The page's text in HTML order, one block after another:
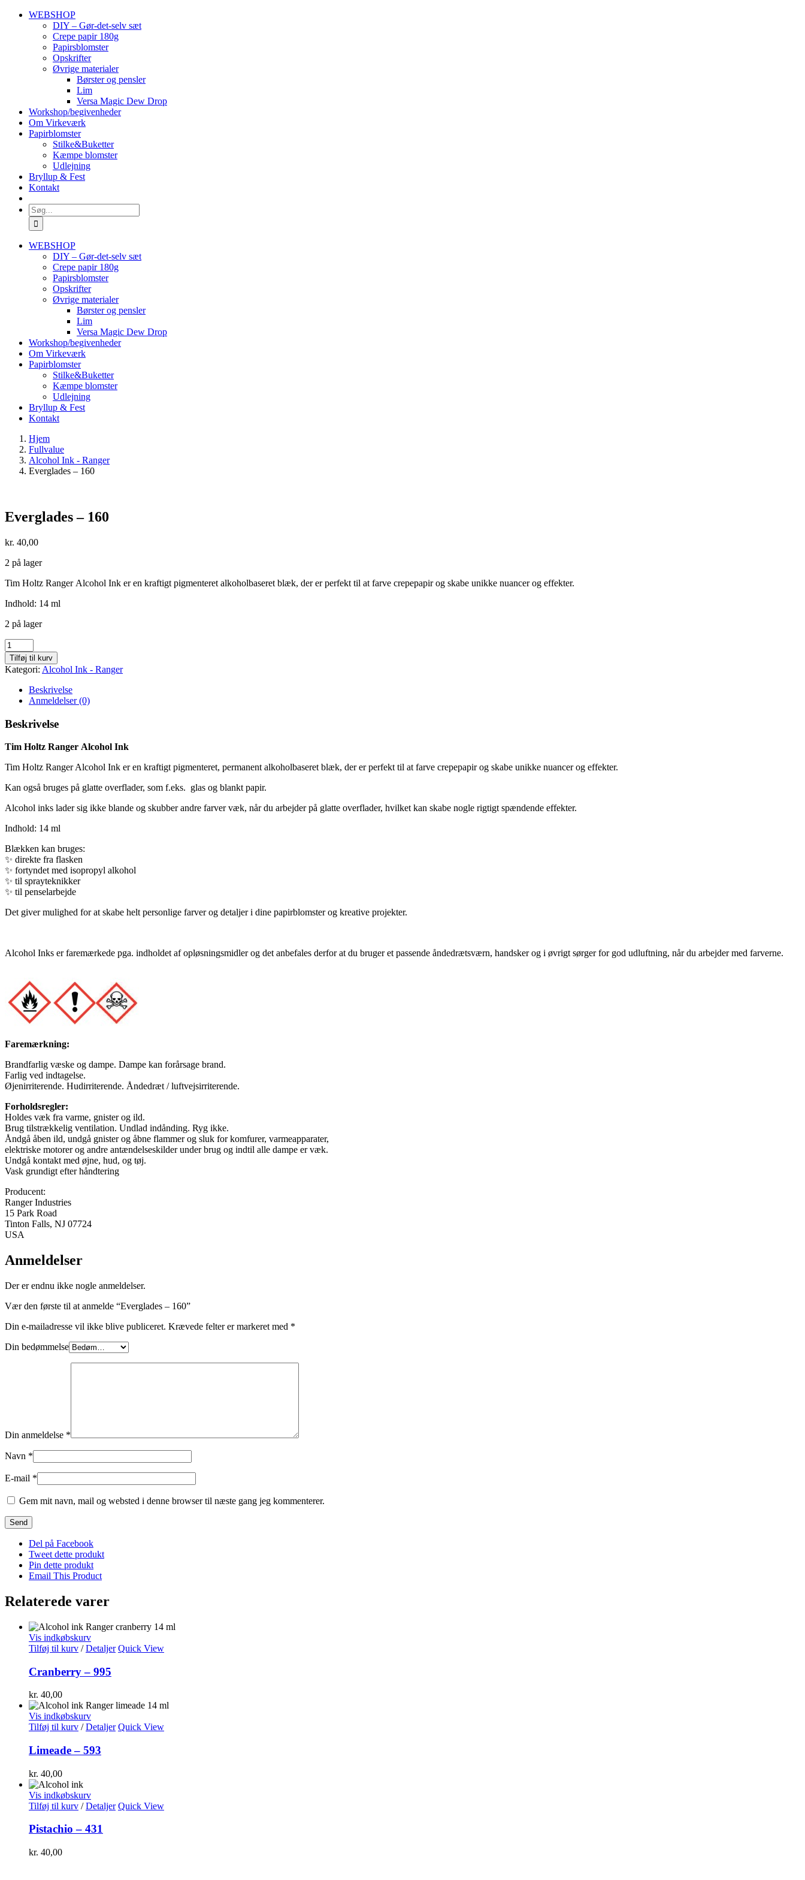
Skip
WEBSHOP
DIY – Gør-det-selv sæt
Crepe papir 180g
Papirsblomster
Opskrifter
Øvrige materialer
Børster og pensler
Lim
Versa Magic Dew Drop
Workshop/begivenheder
Om Virkeværk
Papirblomster
Stilke&Buketter
Kæmpe blomster
Udlejning
Bryllup & Fest
Kontakt
Søg
efter:
WEBSHOP
DIY – Gør-det-selv sæt
Crepe papir 180g
Papirsblomster
Opskrifter
Øvrige materialer
Børster og pensler
Lim
Versa Magic Dew Drop
Workshop/begivenheder
Om Virkeværk
Papirblomster
Stilke&Buketter
Kæmpe blomster
Udlejning
Bryllup & Fest
Kontakt
Hjem
Fullvalue
Alcohol Ink - Ranger
Everglades – 160
Everglades – 160
kr. 40,00
2 på lager
Tim Holtz Ranger Alcohol Ink er en kraftigt pigmenteret alkoholbaseret blæk, der er perfekt til at farve crepepapir og skabe unikke nuancer og effekter.
Indhold: 14 ml
2 på lager
Everglades
-
160
antal
Tilføj til kurv
Kategori: Alcohol Ink - Ranger
Beskrivelse
Anmeldelser (0)
Beskrivelse
Tim Holtz Ranger Alcohol Ink
Tim Holtz Ranger Alcohol Ink er en kraftigt pigmenteret, permanent alkoholbaseret blæk, der er perfekt til at farve crepepapir og skabe unikke nuancer og effekter.
Kan også bruges på glatte overflader, som f.eks. glas og blankt papir.
Alcohol inks lader sig ikke blande og skubber andre farver væk, når du arbejder på glatte overflader, hvilket kan skabe nogle rigtigt spændende effekter.
Indhold: 14 ml
Blækken kan bruges:
✨ direkte fra flasken
✨ fortyndet med isopropyl alkohol
✨ til sprayteknikker
✨ til penselarbejde
Det giver mulighed for at skabe helt personlige farver og detaljer i dine papirblomster og kreative projekter.
Alcohol Inks er faremærkede pga. indholdet af opløsningsmidler og det anbefales derfor at du bruger et passende åndedrætsværn, handsker og i øvrigt sørger for god udluftning, når du arbejder med farverne.
Faremærkning:
Brandfarlig væske og dampe. Dampe kan forårsage brand.
Farlig ved indtagelse.
Øjenirriterende. Hudirriterende. Åndedræt / luftvejsirriterende.
Forholdsregler:
Holdes væk fra varme, gnister og ild.
Brug tilstrækkelig ventilation. Undlad indånding. Ryg ikke.
Åndgå åben ild, undgå gnister og åbne flammer og sluk for komfurer, varmeapparater,
elektriske motorer og andre antændelseskilder under brug og indtil alle dampe er væk.
Undgå kontakt med øjne, hud, og tøj.
Vask grundigt efter håndtering
Producent:
Ranger Industries
15 Park Road
Tinton Falls, NJ 07724
USA
Anmeldelser
Der er endnu ikke nogle anmeldelser.
Vær den første til at anmelde “Everglades – 160”
Din e-mailadresse vil ikke blive publiceret. Krævede felter er markeret med *
Din bedømmelse
Din anmeldelse *
Navn *
E-mail *
Gem mit navn, mail og websted i denne browser til næste gang jeg kommenterer.
Del på Facebook
Tweet dette produkt
Pin dette produkt
Email This Product
Relaterede varer
Vis indkøbskurv
Tilføj til kurv / Detaljer Quick View
Cranberry – 995
kr. 40,00
Vis indkøbskurv
Tilføj til kurv / Detaljer Quick View
Limeade – 593
kr. 40,00
Vis indkøbskurv
Tilføj til kurv / Detaljer Quick View
Pistachio – 431
kr. 40,00